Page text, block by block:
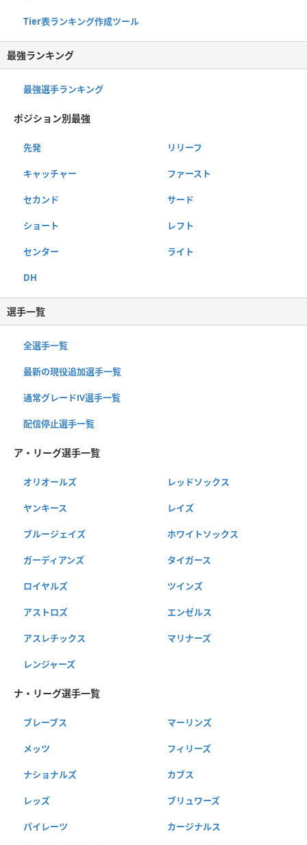
Tier表ランキング作成ツール
最強ランキング
最強選手ランキング
ポジション別最強
先発 リリーフ
キャッチャー ファースト
セカンド サード
ショート レフト
センター ライト
DH
選手一覧
全選手一覧
最新の現役追加選手一覧
通常グレードⅣ選手一覧
配信停止選手一覧
ア・リーグ選手一覧
オリオールズ レッドソックス
ヤンキース レイズ
ブルージェイズ ホワイトソックス
ガーディアンズ タイガース
ロイヤルズ ツインズ
アストロズ エンゼルス
アスレチックス マリナーズ
レンジャーズ
ナ・リーグ選手一覧
ブレーブス マーリンズ
メッツ フィリーズ
ナショナルズ カブス
レッズ ブリュワーズ
パイレーツ カージナルス